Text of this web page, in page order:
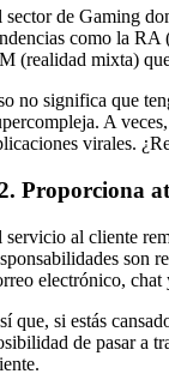
sector de Gaming
como la RA
(realidad mixta)
no significa que
A
virales.
Proporciona
servicio al cliente
son
electrónico, chat
que, si estás
de pasar a